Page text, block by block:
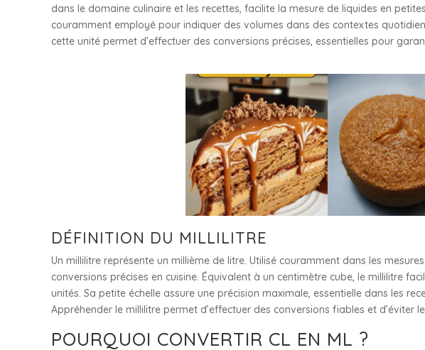
dans le domaine culinaire et les recettes, facilite la mesure de liquides en
couramment employé pour indiquer des volumes dans des contextes
cette unité permet d’effectuer des conversions précises, essentielles pour
DÉFINITION DU MILLILITRE
Un millilitre représente un millième de litre. Utilisé couramment dans les
conversions précises en cuisine. Équivalent à un centimètre cube, le millilitre
unités. Sa petite échelle assure une précision maximale, essentielle dans les
Appréhender le millilitre permet d’effectuer des conversions fiables et d’éviter
POURQUOI CONVERTIR CL EN ML ?